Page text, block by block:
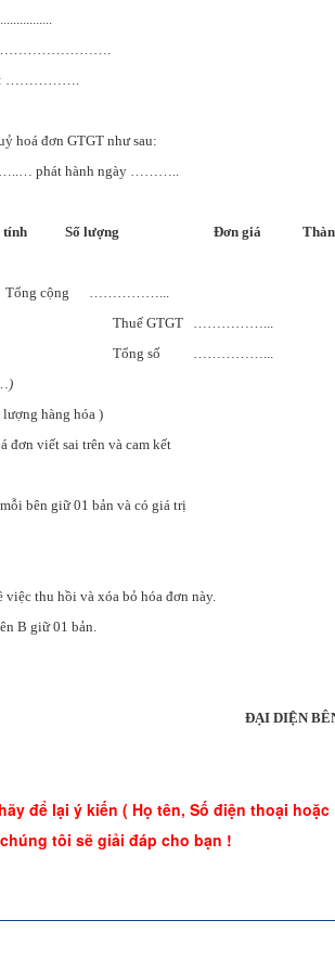
…………….
hoá đơn GTGT như sau:
phát hành ngày ………..
tính Số lượng Đơn giá
Thuế GTGT ……………...
Tổng số ……………...
hàng hóa )
đơn viết sai trên và cam kết
bên giữ 01 bản và có giá trị
thu hồi và xóa bỏ hóa đơn này.
B giữ 01 bản.
ĐẠI DIỆN BÊN
để lại ý kiến ( Họ tên, Số điện thoại hoặc
tôi sẽ giải đáp cho bạn !